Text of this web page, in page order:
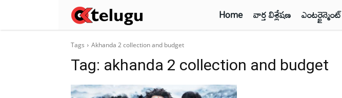
Home వార్త విశ్లేషణ ఎంటర్టైన్మెంట్
Tags Akhanda 2 collection and budget
Tag: akhanda 2 collection and budget